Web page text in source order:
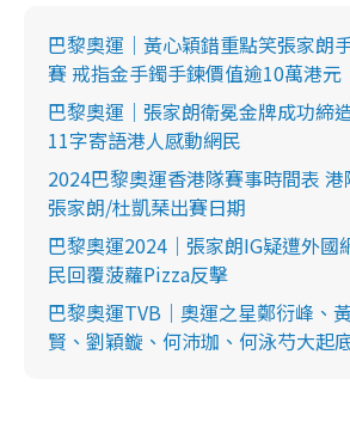
e
:
3
5
.
0
%
巴黎奧運｜黃心穎錯重點笑張家朗
賽 戒指金手鐲手鍊價值逾10萬港元
巴黎奧運｜張家朗衛冕金牌成功締
11字寄語港人感動網民
2024巴黎奧運香港隊賽事時間表
張家朗/杜凱琹出賽日期
巴黎奧運2024｜張家朗IG疑遭外國
民回覆菠蘿Pizza反擊
巴黎奧運TVB｜奧運之星鄭衍峰、
賢、劉穎鏇、何沛珈、何泳芍大起